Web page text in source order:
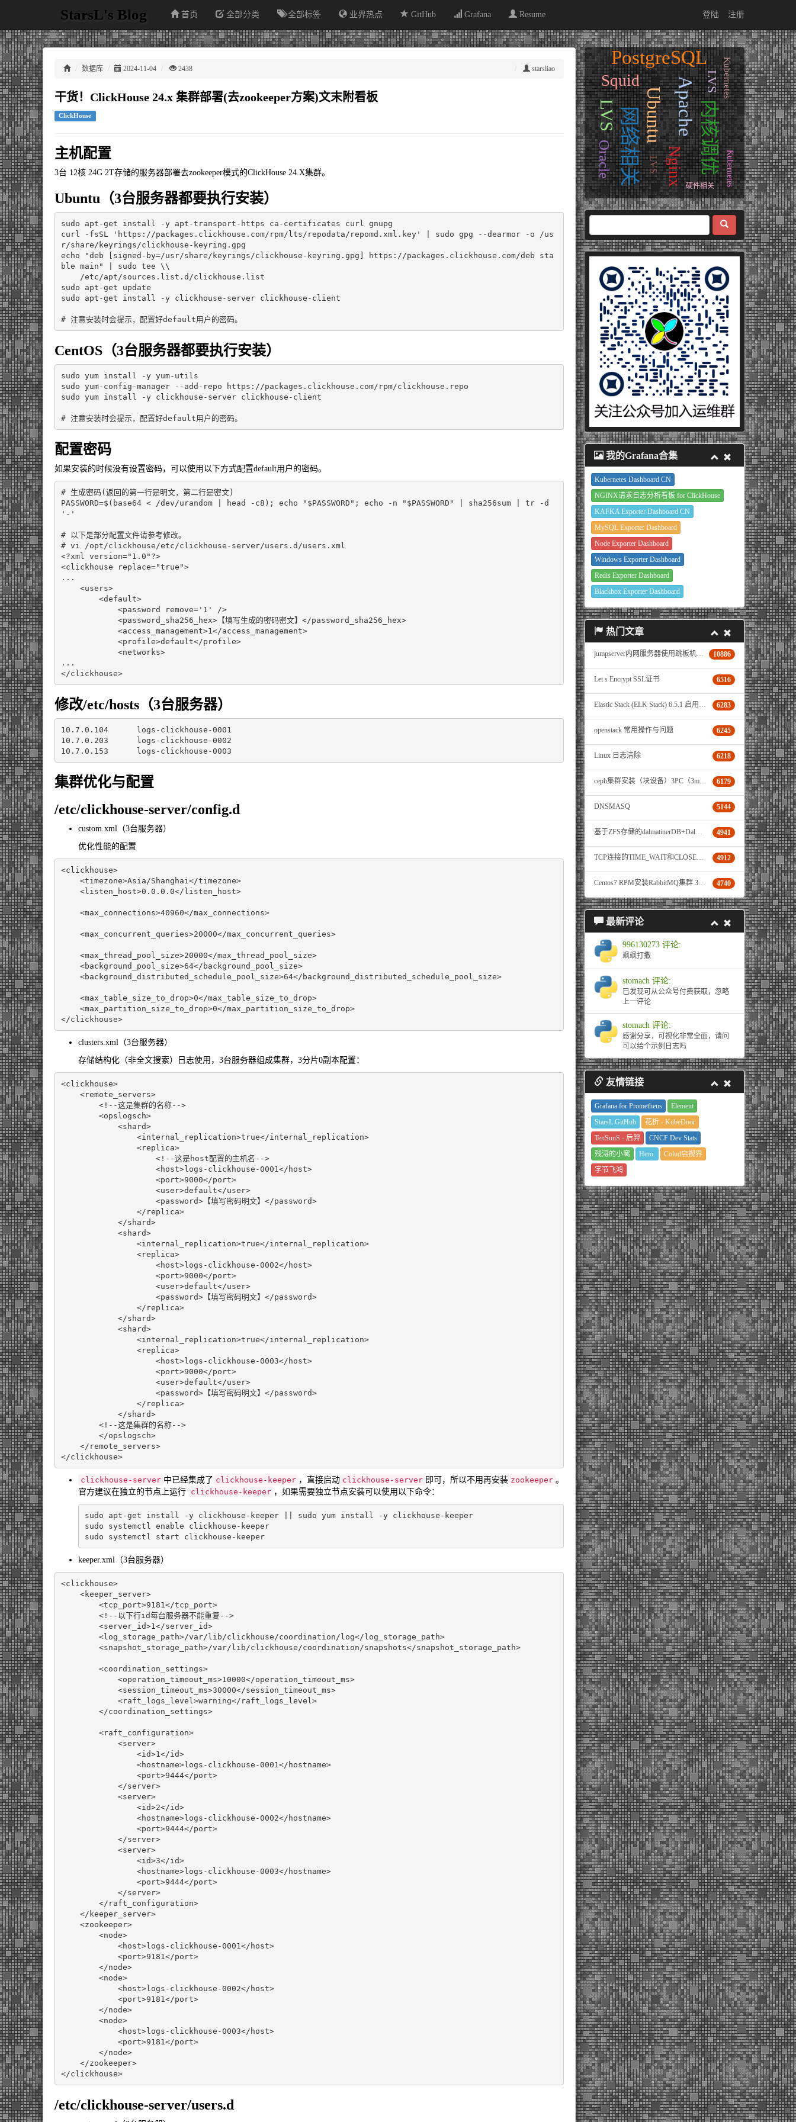
StarsL's Blog 首页 全部分类 全部标签 业界热点 GitHub Grafana Resume 登陆 注册
数据库 2024-11-04 2438 starsliao
干货！ClickHouse 24.x 集群部署(去zookeeper方案)文末附看板
ClickHouse
主机配置
3台 12核 24G 2T存储的服务器部署去zookeeper模式的ClickHouse 24.X集群。
Ubuntu（3台服务器都要执行安装）
sudo apt-get install -y apt-transport-https ca-certificates curl gnupg
curl -fsSL
'https://packages.clickhouse.com/rpm/lts/repodata/repomd.xml.key'
sudo gpg --dearmor -o /us
echo
"deb [signed-by=/usr/share/keyrings/clickhouse-keyring.gpg] https://packages.clickhouse.com/deb sta
ble main"
sudo tee \\
sudo apt-get update
sudo apt-get install -y clickhouse-server clickhouse-client
# 注意安装时会提示，配置好default用户的密码。
CentOS（3台服务器都要执行安装）
sudo yum install -y yum-utils
sudo yum-config-manager --add-repo https://packages.clickhouse.com/rpm/clickhouse.repo
sudo yum install -y clickhouse-server clickhouse-client
# 注意安装时会提示，配置好default用户的密码。
配置密码
如果安装的时候没有设置密码，可以使用以下方式配置default用户的密码。
# 生成密码(返回的第一行是明文，第二行是密文)
PASSWORD=$( base64 < /dev/urandom head -c8 ) ; echo " $PASSWORD " ; echo -n " $PASSWORD " sha256sum
'-'
# 以下是部分配置文件请参考修改。
# vi /opt/clickhouse/etc/clickhouse-server/users.d/users.xml
<?xml version="1.0" ?>
<clickhouse
replace="true">
...
            <password
remove='1'
/>
...
</clickhouse>
修改/etc/hosts（3台服务器）
10
10
10
集群优化与配置
/etc/clickhouse-server/config.d
custom.xml（3台服务器）
优化性能的配置
<clickhouse>
<timezone>Asia/Shanghai </timezone>
<listen_host>0.0.0.0</listen_host>
<max_connections>40960</max_connections>
<max_concurrent_queries>20000</max_concurrent_queries>
<max_thread_pool_size>20000</max_thread_pool_size>
<background_pool_size>64</background_pool_size>
<background_distributed_schedule_pool_size>64</background_distributed_schedule_pool_size>
<max_table_size_to_drop>0</max_table_size_to_drop>
<max_partition_size_to_drop>0</max_partition_size_to_drop>
</clickhouse>
clusters.xml（3台服务器）
存储结构化（非全文搜索）日志使用，3台服务器组成集群，3分片0副本配置：
<clickhouse>
<remote_servers>
<!--这是集群的名称-->
<opslogsch>
<shard>
<internal_replication>true</internal_replication>
<replica>
<!--这是host配置的主机名-->
<host>logs-clickhouse-0001 </host>
<port>9000</port>
<user>default</user>
<password>【填写密码明文】 </password>
</replica>
</shard>
<shard>
<internal_replication>true</internal_replication>
<replica>
<host>logs-clickhouse-0002</host>
<port>9000</port>
<user>default</user>
<password>【填写密码明文】 </password>
</replica>
</shard>
<shard>
<internal_replication>true</internal_replication>
<replica>
<host>logs-clickhouse-0003</host>
<port>9000</port>
<user>default</user>
<password>【填写密码明文】 </password>
</replica>
</shard>
<!--这是集群的名称-->
</opslogsch>
</remote_servers>
</clickhouse>
clickhouse-server 中已经集成了 clickhouse-keeper ，直接启动 clickhouse-server 即可，所以不用再安装 zookeeper 。
官方建议在独立的节点上运行 clickhouse-keeper ，如果需要独立节点安装可以使用以下命令：
sudo apt-get install -y clickhouse-keeper
sudo yum install -y clickhouse-keeper
sudo systemctl enable clickhouse-keeper
sudo systemctl start clickhouse-keeper
keeper.xml（3台服务器）
<clickhouse>
<keeper_server>
<tcp_port>9181 </tcp_port>
<!--以下行id每台服务器不能重复-->
<server_id>1 </server_id>
<log_storage_path>/var/lib/clickhouse/coordination/log</log_storage_path>
<snapshot_storage_path>/var/lib/clickhouse/coordination/snapshots</snapshot_storage_path>
<coordination_settings>
<operation_timeout_ms>10000</operation_timeout_ms>
<session_timeout_ms>30000</session_timeout_ms>
<raft_logs_level>warning</raft_logs_level>
</coordination_settings>
<raft_configuration>
<server>
<id>1 </id>
<hostname>logs-clickhouse-0001 </hostname>
<port>9444</port>
</server>
<server>
<id>2</id>
<hostname>logs-clickhouse-0002</hostname>
<port>9444</port>
</server>
<server>
<id>3</id>
<hostname>logs-clickhouse-0003</hostname>
<port>9444</port>
</server>
</raft_configuration>
</keeper_server>
<zookeeper>
<node>
<host>logs-clickhouse-0001 </host>
<port>9181 </port>
</node>
<node>
<host>logs-clickhouse-0002</host>
<port>9181 </port>
</node>
<node>
<host>logs-clickhouse-0003</host>
<port>9181 </port>
</node>
</zookeeper>
</clickhouse>
/etc/clickhouse-server/users.d
网络相关 Apache
PostgreSQL
Ubuntu 内核调优
LVS
Nginx
Squid
Oracle
LVS
LVS
Kubernetes
Kubernetes
硬件相关
我的Grafana合集
Kubernetes Dashboard CN
NGINX请求日志分析看板 for ClickHouse
KAFKA Exporter Dashboard CN
MySQL Exporter Dashboard
Node Exporter Dashboard
Windows Exporter Dashboard
Redis Exporter Dashboard
Blackbox Exporter Dashboard
热门文章
jumpserver内网服务器使用跳板机登录与文件传输操作说明 10886
Let s Encrypt SSL证书 6516
Elastic Stack (ELK Stack) 6.5.1 启用 X-Pack 6283
openstack 常用操作与问题 6245
Linux 日志清除 6218
ceph集群安装（块设备）3PC（3mon+3osd+3mgr）+1ceph-deploy机器 6179
DNSMASQ 5144
基于ZFS存储的dalmatinerDB+DalmatinerFE+Grafana环境 4941
TCP连接的TIME_WAIT和CLOSE_WAIT问题 4912
Centos7 RPM安装RabbitMQ集群 3.7.4 4740
最新评论
996130273 评论:
飒飒打撒
stomach 评论:
已发现可从公众号付费获取，忽略
上一评论
stomach 评论:
感谢分享，可视化非常全面，请问
可以给个示例日志吗
友情链接
Grafana for Prometheus
Element
StarsL GitHub
花折 - KubeDoor
TenSunS - 后羿
CNCF Dev Stats
残浔的小窝
Hero.
Colud启视界
字节飞鸿